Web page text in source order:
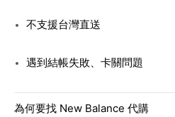
不支援台灣直送
遇到結帳失敗、卡關問題
為何要找 New Balance 代購